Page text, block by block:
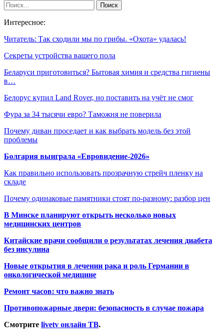
Интересное:
Читатель: Так сходили мы по грибы. «Охота» удалась!
Секреты устройства вашего пола
Беларуси приготовиться? Бытовая химия и средства гигиены
в…
Белорус купил Land Rover, но поставить на учёт не смог
Фура за 34 тысячи евро? Таможня не поверила
Почему диван проседает и как выбрать модель без этой
проблемы
Болгария выиграла «Евровидение-2026»
Как правильно использовать прозрачную стрейч пленку на
складе
Почему одинаковые памятники стоят по-разному: разбор цен
В Минске планируют открыть несколько новых
медицинских центров
Китайские врачи сообщили о результатах лечения диабета
без инсулина
Новые открытия в лечении рака и роль Германии в
онкологической медицине
Ремонт часов: что важно знать
Противопожарные двери: безопасность в случае пожара
Смотрите livetv онлайн ТВ.